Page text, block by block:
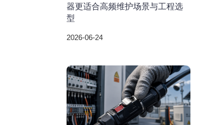
器更适合高频维护场景与工程选
型
2026-06-24